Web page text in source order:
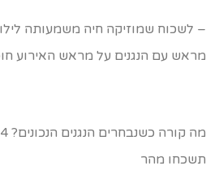
לשכוח שמוזיקה חיה משמעותה
עם הנגנים על מראש האירוע
מהר